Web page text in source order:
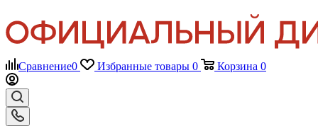
Сравнение0 Избранные товары 0 Корзина 0